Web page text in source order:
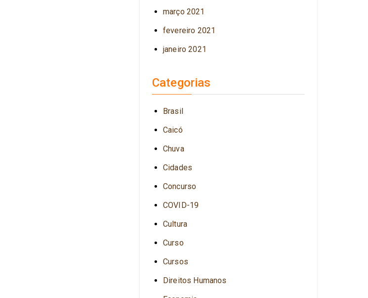
março 2021
fevereiro 2021
janeiro 2021
Categorias
Brasil
Caicó
Chuva
Cidades
Concurso
COVID-19
Cultura
Curso
Cursos
Direitos Humanos